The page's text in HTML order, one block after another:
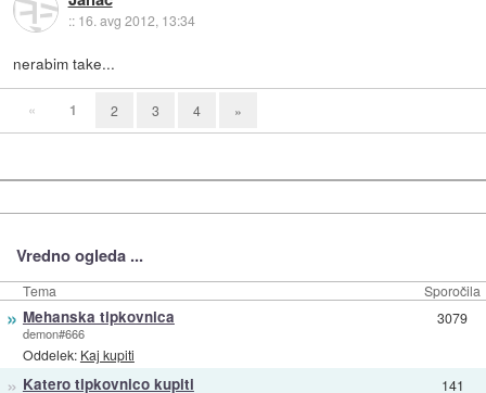
:: 16. avg 2012, 13:34
nerabim take...
« 1 2 3 4 »
Vredno ogleda ...
Tema Sporočila
» Mehanska tipkovnica
demon#666
Oddelek: Kaj kupiti
3079
» Katero tipkovnico kupiti 141